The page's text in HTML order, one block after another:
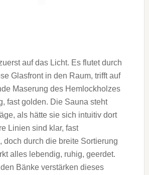
auf das Licht. Es flutet durch
Glasfront in den Raum, trifft auf
Maserung des Hemlockholzes
fast golden. Die Sauna steht
als hätte sie sich intuitiv dort
Linien sind klar, fast
doch durch die breite Sortierung
alles lebendig, ruhig, geerdet.
Bänke verstärken dieses